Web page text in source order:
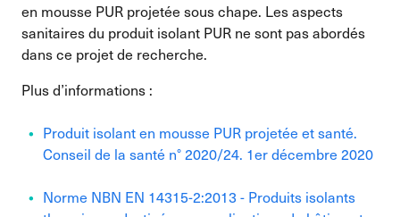
en mousse PUR projetée sous chape. Les aspects
sanitaires du produit isolant PUR ne sont pas abordés
dans ce projet de recherche.
Plus d’informations :
Produit isolant en mousse PUR projetée et santé.
Conseil de la santé n° 2020/24. 1er décembre 2020
Norme NBN EN 14315-2:2013 - Produits isolants